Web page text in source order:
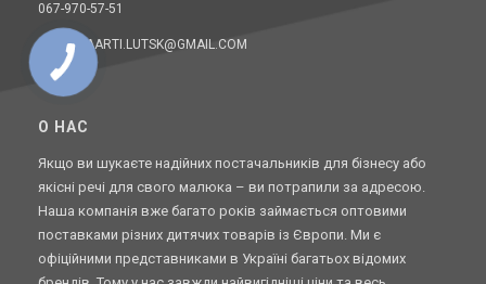
067-970-57-51
DONELLAARTI.LUTSK@GMAIL.COM
O НАС
Якщо ви шукаєте надійних постачальників для бізнесу або
якісні речі для свого малюка – ви потрапили за адресою.
Наша компанія вже багато років займається оптовими
поставками різних дитячих товарів із Європи. Ми є
офіційними представниками в Україні багатьох відомих